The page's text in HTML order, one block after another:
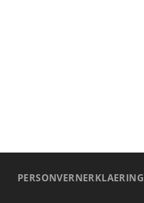
PERSONVERNERKLAERING